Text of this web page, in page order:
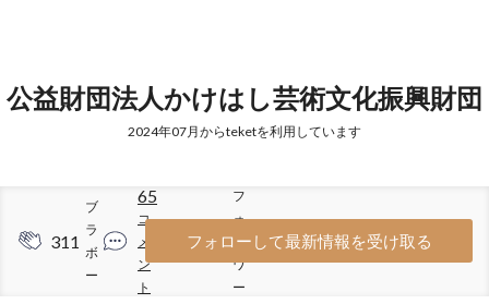
公益財団法人かけはし芸術文化振興財団
2024年07月からteketを利用しています
311
ブ
ラ
ボ
ー
65
コ
メ
ン
ト
424
フ
ォ
ロ
ワ
ー
フォローして最新情報を受け取る